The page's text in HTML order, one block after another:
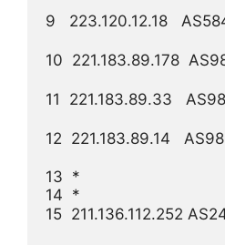
9   223.120.12.18
10  221.183.89.178
11  221.183.89.33
12  221.183.89.14
13  *
14  *
15  211.136.112.252